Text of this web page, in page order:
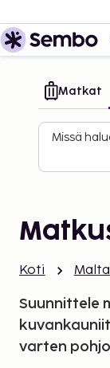
Matkat
Missä
Koti Malta
Suunnittele
varten